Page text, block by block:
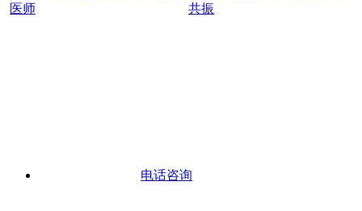
医师
共振
电话咨询